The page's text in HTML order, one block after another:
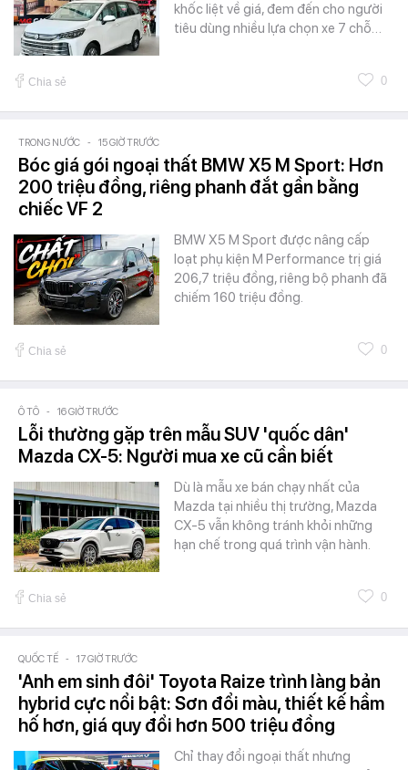
khốc liệt về giá, đem đến cho người
tiêu dùng nhiều lựa chọn xe 7 chỗ…
Chia sẻ 0
TRONG NƯỚC - 15 GIỜ TRƯỚC
Bóc giá gói ngoại thất BMW X5 M Sport: Hơn
200 triệu đồng, riêng phanh đắt gần bằng
chiếc VF 2
BMW X5 M Sport được nâng cấp
loạt phụ kiện M Performance trị giá
206,7 triệu đồng, riêng bộ phanh đã
chiếm 160 triệu đồng.
Chia sẻ 0
Ô TÔ - 16 GIỜ TRƯỚC
Lỗi thường gặp trên mẫu SUV 'quốc dân'
Mazda CX-5: Người mua xe cũ cần biết
Dù là mẫu xe bán chạy nhất của
Mazda tại nhiều thị trường, Mazda
CX-5 vẫn không tránh khỏi những
hạn chế trong quá trình vận hành.
Chia sẻ 0
QUỐC TẾ - 17 GIỜ TRƯỚC
'Anh em sinh đôi' Toyota Raize trình làng bản
hybrid cực nổi bật: Sơn đổi màu, thiết kế hầm
hố hơn, giá quy đổi hơn 500 triệu đồng
Chỉ thay đổi ngoại thất nhưng